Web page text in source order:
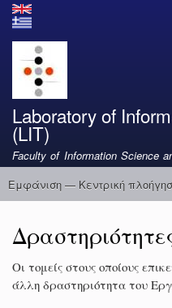
Laboratory of
(LIT)
Faculty of Information Science
Κεντρική
Εμφάνιση — Κεντρική
Οι τομείς στους οποίους
άλλη δραστηριότητα του